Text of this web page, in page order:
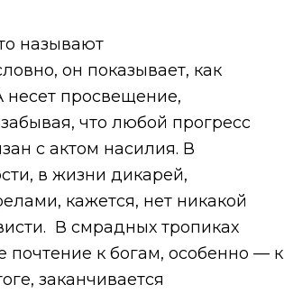
называют
он показывает, как
просвещение,
что любой прогресс
с актом насилия. В
в жизни дикарей,
кажется, нет никакой
В смрадных тропиках
к богам, особенно — к
заканчивается